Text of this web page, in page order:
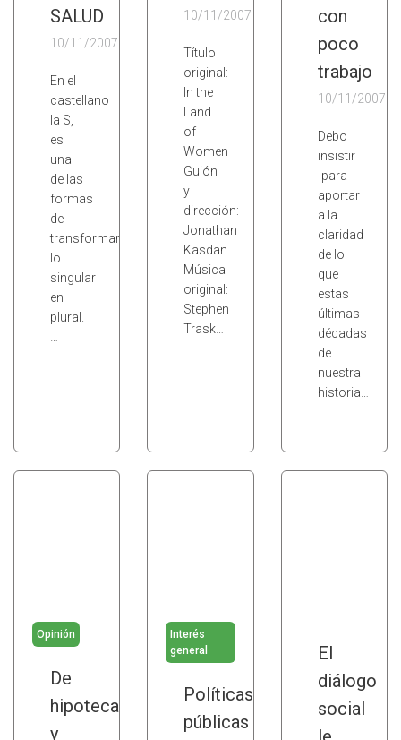
SALUD
10/11/2007
En el
castellano
la S,
es
una
de las
formas
de
transformar
lo
singular
en
plural.
10/11/2007
Título
original:
In the
Land
of
Women
Guión
y
dirección:
Jonathan
Kasdan
Música
original:
Stephen
Trask…
con
poco
trabajo
10/11/2007
Debo
insistir
-para
aportar
a la
claridad
de lo
que
estas
últimas
décadas
de
nuestra
historia…
Opinión
De
hipotecas
y
Interés
general
Políticas
públicas
El
diálogo
social